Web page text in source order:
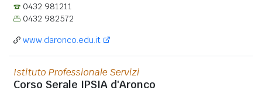
0432 981211
0432 982572
www.daronco.edu.it
Istituto Professionale Servizi
Corso Serale IPSIA d'Aronco